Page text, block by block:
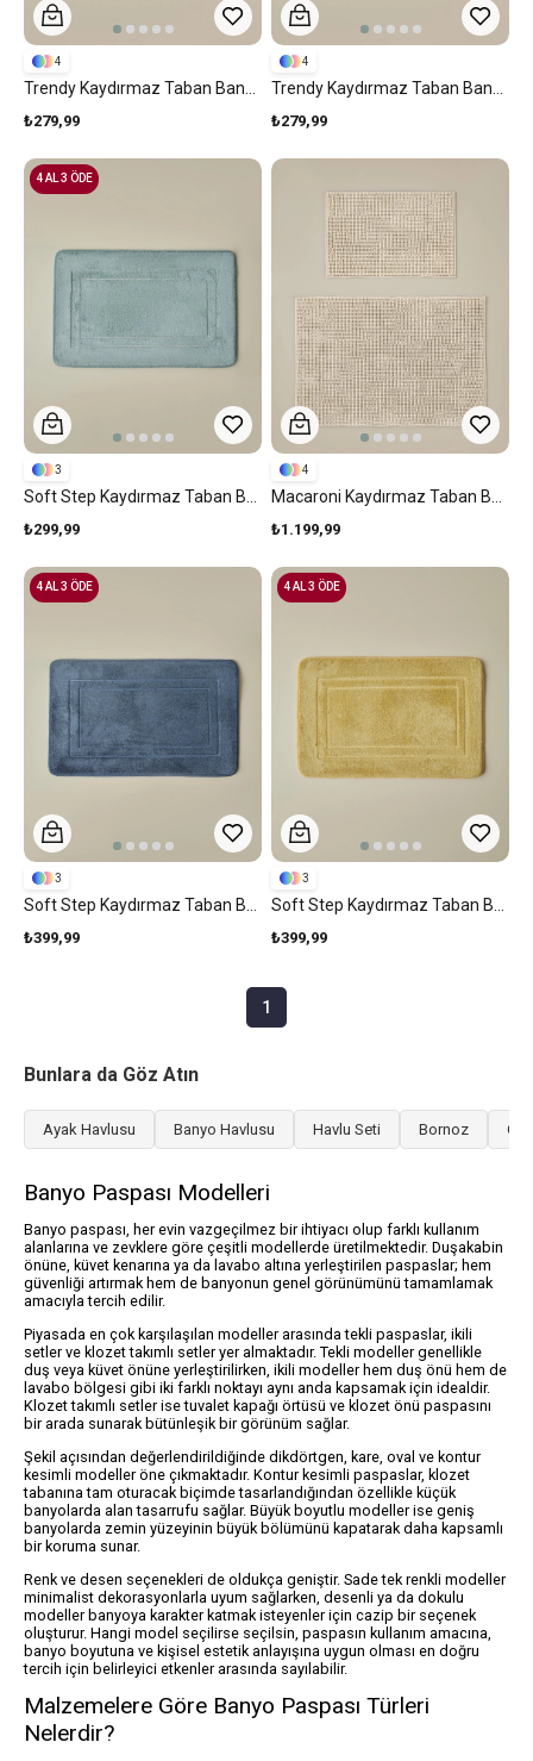
₺279,99
4
₺279,99
4
₺299,99
3
4 AL 3 ÖDE
₺1.199,99
4
₺399,99
3
4 AL 3 ÖDE
₺399,99
3
4 AL 3 ÖDE
1
Bunlara da Göz Atın
Ayak Havlusu Banyo Havlusu Havlu Seti Bornoz
Banyo Paspası Modelleri
Banyo paspası, her evin vazgeçilmez bir ihtiyacı olup farklı kullanım
alanlarına ve zevklere göre çeşitli modellerde üretilmektedir. Duşakabin
önüne, küvet kenarına ya da lavabo altına yerleştirilen paspaslar; hem
güvenliği artırmak hem de banyonun genel görünümünü tamamlamak
amacıyla tercih edilir.
Piyasada en çok karşılaşılan modeller arasında tekli paspaslar, ikili
setler ve klozet takımlı setler yer almaktadır. Tekli modeller genellikle
duş veya küvet önüne yerleştirilirken, ikili modeller hem duş önü hem de
lavabo bölgesi gibi iki farklı noktayı aynı anda kapsamak için idealdir.
Klozet takımlı setler ise tuvalet kapağı örtüsü ve klozet önü paspasını
bir arada sunarak bütünleşik bir görünüm sağlar.
Şekil açısından değerlendirildiğinde dikdörtgen, kare, oval ve kontur
kesimli modeller öne çıkmaktadır. Kontur kesimli paspaslar, klozet
tabanına tam oturacak biçimde tasarlandığından özellikle küçük
banyolarda alan tasarrufu sağlar. Büyük boyutlu modeller ise geniş
banyolarda zemin yüzeyinin büyük bölümünü kapatarak daha kapsamlı
bir koruma sunar.
Renk ve desen seçenekleri de oldukça geniştir. Sade tek renkli modeller
minimalist dekorasyonlarla uyum sağlarken, desenli ya da dokulu
modeller banyoya karakter katmak isteyenler için cazip bir seçenek
oluşturur. Hangi model seçilirse seçilsin, paspasın kullanım amacına,
banyo boyutuna ve kişisel estetik anlayışına uygun olması en doğru
tercih için belirleyici etkenler arasında sayılabilir.
Malzemelere Göre Banyo Paspası Türleri
Nelerdir?